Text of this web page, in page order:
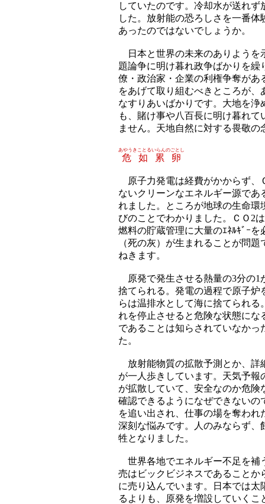
していたのです。冷却水が送れ
した。放射能の恐ろしさを一番
あったのではないでしょうか。
日本と世界の未来のありようを
題論争に明け暮れ政争ばかりを
僚・政治家・企業の利権争奪が
をあげて取り組むべきところが
なすりあいばかりです。大地を
も、賭け事や八百長に明け暮れ
ません。天地自然に対する畏敬
危如累卵
あやうきことるいらんのごとし
原子力発電は経費がかからず、
ないクリーンなエネルギー源で
れました。ところが地球の生命
びのことでわかりました。ＣＯ2
燃料の貯蔵管理に大量のｴﾈﾙｷﾞｰ
（死の灰）が生まれることが問
ねきます。
原発で発生させる熱量の3分の1
捨てられる。発電の過程で原子
らは温排水として海に捨てられ
れを停止させると危険な状態にな
であることは知らされていなか
た。
放射能物質の拡散予測とか、詳
が一人歩きしています。天気予
が拡散していて、安全なのか危
確認できるようになぜできない
を追い出され、仕事の場を奪わ
深刻な悩みです。人のみならず
牲となりました。
世界各地でエネルギー不足を補
売はビックビジネスであること
に売り込んでいます。日本では
るよりも、原発を増設していく